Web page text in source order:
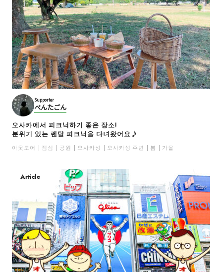
Supporter
ぺんたごん
오사카에서 피크닉하기 좋은 장소!
분위기 있는 렌탈 피크닉을 다녀왔어요♪
아웃도어 점심 공원 오사카성 오사카성 주변 봄 가을
Article